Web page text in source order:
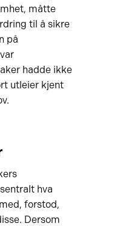
måtte
til å sikre
på
hadde ikke
utleier kjent
hva
forstod,
Dersom